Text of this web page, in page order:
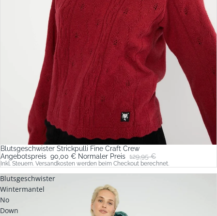
Sale
Blutsgeschwister Strickpulli Fine Craft Crew
Angebotspreis 90,00 € Normaler Preis 129,95 €
Inkl. Steuern. Versandkosten werden beim Checkout berechnet.
Blutsgeschwister
Wintermantel
No
Down